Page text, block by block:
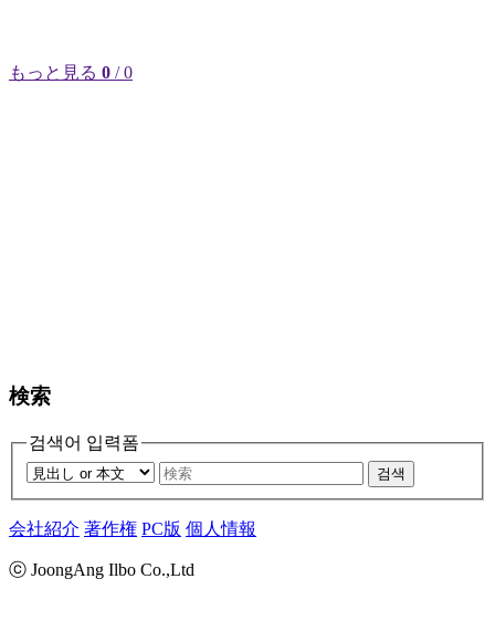
もっと見る 0 / 0
検索
검색어 입력폼
검색
会社紹介 著作権 PC版 個人情報
ⓒ JoongAng Ilbo Co.,Ltd